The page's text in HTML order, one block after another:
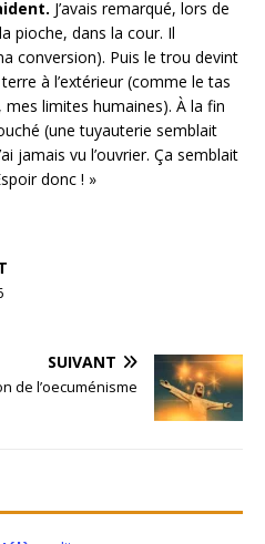
J’avais remarqué, lors de
pioche, dans la cour. Il
conversion). Puis le trou devint
à l’extérieur (comme le tas
limites humaines). À la fin
(une tuyauterie semblait
jamais vu l’ouvrier. Ça semblait
donc ! »
SUIVANT
de l’oecuménisme